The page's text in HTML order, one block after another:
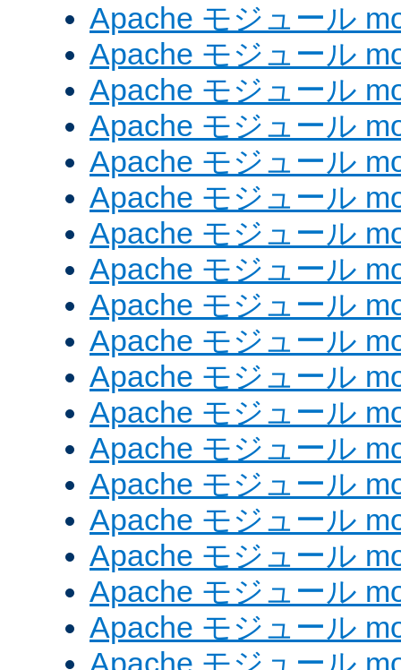
Apache モジュール
Apache モジュール
Apache モジュール
Apache モジュール
Apache モジュール
Apache モジュール
Apache モジュール
Apache モジュール
Apache モジュール
Apache モジュール
Apache モジュール
Apache モジュール
Apache モジュール
Apache モジュール
Apache モジュール
Apache モジュール
Apache モジュール
Apache モジュール
Apache モジュール